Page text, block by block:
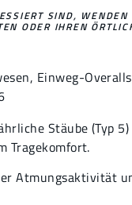
SIND,
ODER IHREN
, Einweg-Overalls
Stäube (Typ
Tragekomfort.
Atmungsaktivität